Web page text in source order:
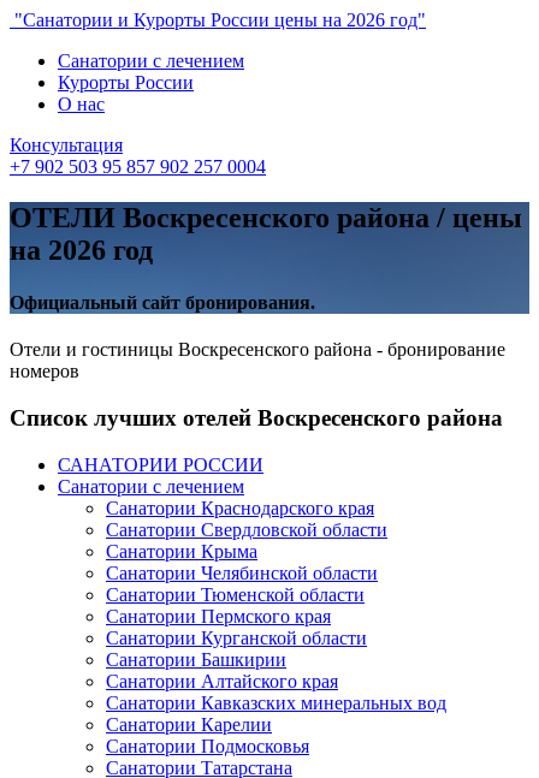
"Санатории и Курорты России цены на 2026 год"
Санатории с лечением
Курорты России
О нас
Консультация
+7 902 503 95 857 902 257 0004
ОТЕЛИ Воскресенского района / цены
на 2026 год
Официальный сайт бронирования.
Отели и гостиницы Воскресенского района - бронирование
номеров
Список лучших отелей Воскресенского района
САНАТОРИИ РОССИИ
Санатории с лечением
Санатории Краснодарского края
Санатории Свердловской области
Санатории Крыма
Санатории Челябинской области
Санатории Тюменской области
Санатории Пермского края
Санатории Курганской области
Санатории Башкирии
Санатории Алтайского края
Санатории Кавказских минеральных вод
Санатории Карелии
Санатории Подмосковья
Санатории Татарстана